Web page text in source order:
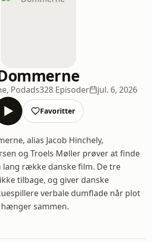
Podads328 Episoder jul. 6, 2026
Favoritter
alias Jacob Hinchely,
og Troels Møller prøver at finde
lang række danske film. De tre
tilbage, og giver danske
verbale dumflade når plot
sammen.